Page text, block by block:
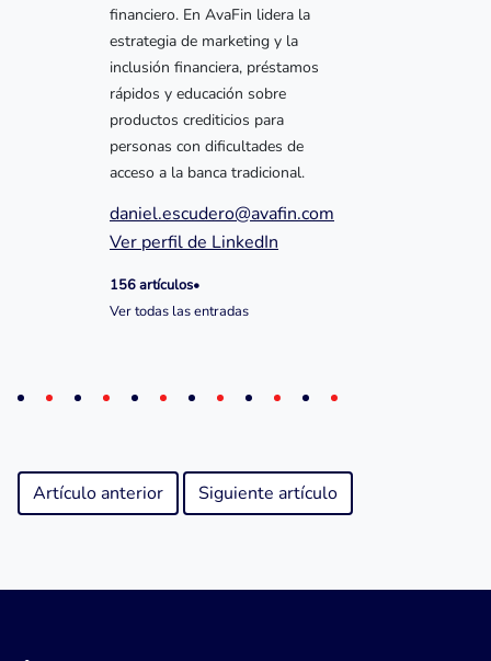
financiero. En AvaFin lidera la
estrategia de marketing y la
inclusión financiera, préstamos
rápidos y educación sobre
productos crediticios para
personas con dificultades de
acceso a la banca tradicional.
daniel.escudero@avafin.com
Ver perfil de LinkedIn
156 artículos•
Ver todas las entradas
Artículo anterior Siguiente artículo